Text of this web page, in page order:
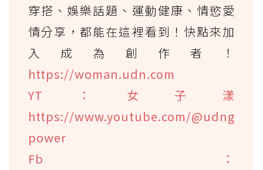
穿搭、娛樂話題、運動健康、情慾愛
情分享，都能在這裡看到！快點來加
入成為創作者！
https://woman.udn.com
YT：女子漾
https://www.youtube.com/@udng
power
Fb：